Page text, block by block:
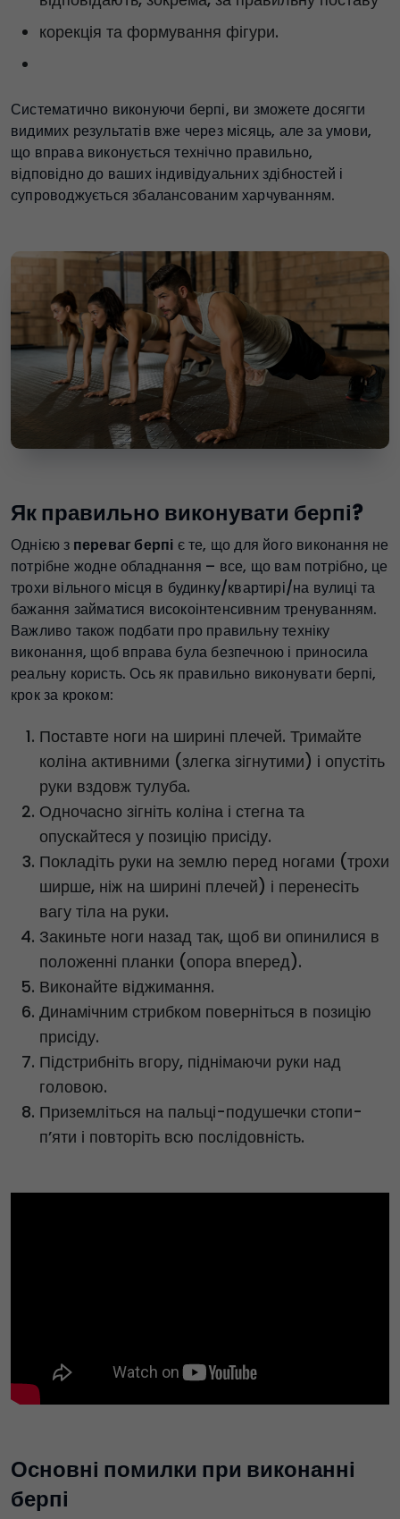
корекція та формування фігури.
Систематично виконуючи берпі, ви зможете досягти
видимих результатів вже через місяць, але за умови,
що вправа виконується технічно правильно,
відповідно до ваших індивідуальних здібностей і
супроводжується збалансованим харчуванням.
Як правильно виконувати берпі?
Однією з переваг берпі є те, що для його виконання не
потрібне жодне обладнання – все, що вам потрібно, це
трохи вільного місця в будинку/квартирі/на вулиці та
бажання займатися високоінтенсивним тренуванням.
Важливо також подбати про правильну техніку
виконання, щоб вправа була безпечною і приносила
реальну користь. Ось як правильно виконувати берпі,
крок за кроком:
Поставте ноги на ширині плечей. Тримайте
коліна активними (злегка зігнутими) і опустіть
руки вздовж тулуба.
Одночасно зігніть коліна і стегна та
опускайтеся у позицію присіду.
Покладіть руки на землю перед ногами (трохи
ширше, ніж на ширині плечей) і перенесіть
вагу тіла на руки.
Закиньте ноги назад так, щоб ви опинилися в
положенні планки (опора вперед).
Виконайте віджимання.
Динамічним стрибком поверніться в позицію
присіду.
Підстрибніть вгору, піднімаючи руки над
головою.
Приземліться на пальці-подушечки стопи-
п’яти і повторіть всю послідовність.
Основні помилки при виконанні
берпі